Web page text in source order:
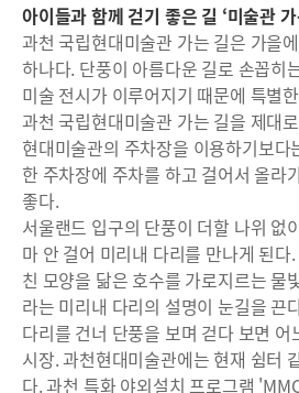
아이들과 함께 걷기 좋은 길 ‘미술관
과천 국립현대미술관 가는 길은 가을
하나다. 단풍이 아름다운 길로 손꼽히
미술 전시가 이루어지기 때문에 특별
과천 국립현대미술관 가는 길을 제대
현대미술관의 주차장을 이용하기보다
한 주차장에 주차를 하고 걸어서 올라
좋다.
서울랜드 입구의 단풍이 더할 나위 없
마 안 걸어 미리내 다리를 만나게 된다
친 모양을 닮은 호수를 가로지르는 물
라는 미리내 다리의 설명이 눈길을 끈
다리를 건너 단풍을 보며 걷다 보면 어
시장. 과천현대미술관에는 현재 쉼터
다. 과천 특화 야외설치 프로그램